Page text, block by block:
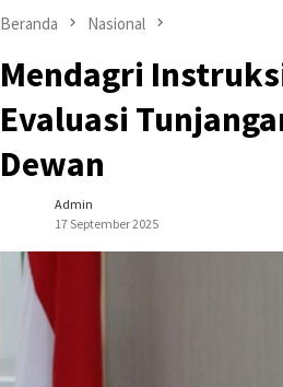
Beranda Nasional
Mendagri
Evaluasi
Dewan
Admin
17 September 2025